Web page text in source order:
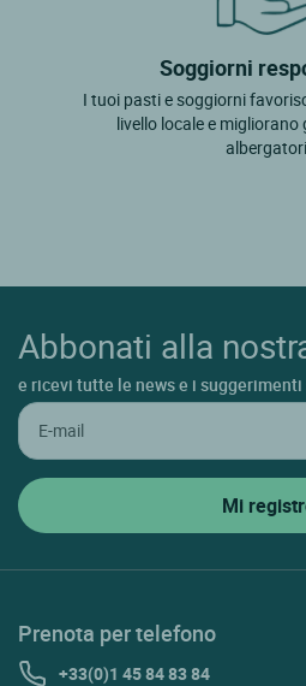
Soggiorni
I tuoi pasti e soggiorni
livello locale e
albergatori.
Abbonati alla
e ricevi tutte le news e i suggerimenti
Prenota per telefono
+33(0)1 45 84 83 84